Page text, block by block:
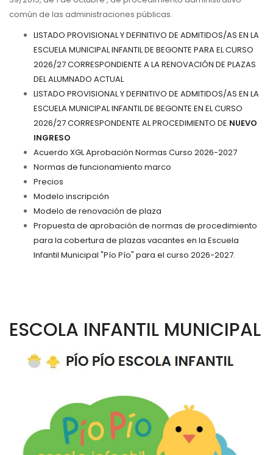
común de las administraciones públicas.
LISTADO PROVISIONAL Y DEFINITIVO DE ADMITIDOS/AS EN LA
ESCUELA MUNICIPAL INFANTIL DE BEGONTE PARA EL CURSO
2026/27 CORRESPONDIENTE A LA RENOVACIÓN DE PLAZAS
DEL ALUMNADO ACTUAL
LISTADO PROVISIONAL Y DEFINITIVO DE ADMITIDOS/AS EN LA
ESCUELA MUNICIPAL INFANTIL DE BEGONTE EN EL CURSO
2026/27 CORRESPONDENTE AL PROCEDIMIENTO DE NUEVO
INGRESO
Acuerdo XGL Aprobación Normas Curso 2026-2027
Normas de funcionamiento marco
Precios
Modelo inscripción
Modelo de renovación de plaza
Propuesta de aprobación de normas de procedimiento
para la cobertura de plazas vacantes en la Escuela
Infantil Municipal "Pío Pío" para el curso 2026-2027.
ESCOLA INFANTIL MUNICIPAL